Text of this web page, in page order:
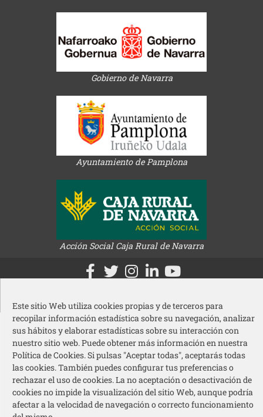
Este sitio Web utiliza cookies propias y de terceros para
recopilar información estadística sobre su navegación, analizar
sus hábitos y elaborar estadísticas sobre su interacción con
nuestro sitio web. Puede obtener más información en nuestra
Política de Cookies. Si pulsas "Aceptar todas", aceptarás todas
las cookies. También puedes configurar tus preferencias o
rechazar el uso de cookies. La no aceptación o desactivación de
cookies no impide la visualización del sitio Web, aunque podría
afectar a la velocidad de navegación o correcto funcionamiento
Gobierno de Navarra
Ayuntamiento de Pamplona
Acción Social Caja Rural de Navarra
Redes sociales pie de página